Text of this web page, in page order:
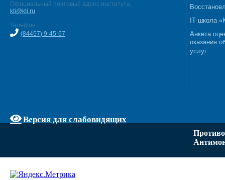
Официальный почтовый адрес института:
kti@kti.ru
Телефон:
(84457) 9-45-67
Версия для слабовидящих
IT школа
Анкета
оказания
услуг